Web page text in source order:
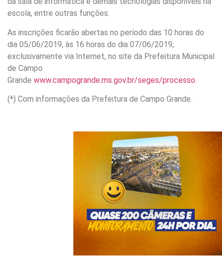
escola, entre outras funções.
As inscrições ficarão abertas no período das 10 horas do
dia 05/06/2019, às 16 horas do dia 07/06/2019;
exclusivamente via Internet, no site da Prefeitura Municipal
de Campo
Grande www.campogrande.ms.gov.br/seges/processo
(*) Com informações da Prefeitura de Campo Grande.